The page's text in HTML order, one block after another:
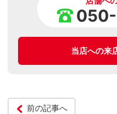
当店への来
前の記事へ